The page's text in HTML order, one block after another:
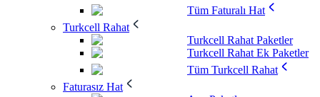
Tüm Faturalı Hat
Turkcell Rahat
Turkcell Rahat Paketler
Turkcell Rahat Ek Paketler
Tüm Turkcell Rahat
Faturasız Hat